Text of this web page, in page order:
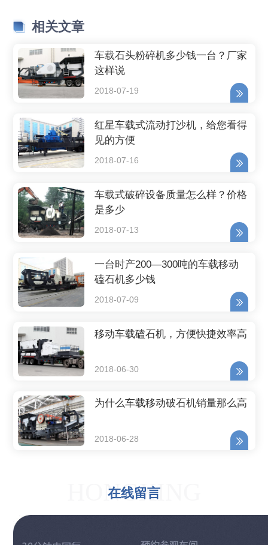
相关文章
车载石头粉碎机多少钱一台？厂家
这样说
2018-07-19
红星车载式流动打沙机，给您看得
见的方便
2018-07-16
车载式破碎设备质量怎么样？价格
是多少
2018-07-13
一台时产200—300吨的车载移动
磕石机多少钱
2018-07-09
移动车载磕石机，方便快捷效率高
2018-06-30
为什么车载移动破石机销量那么高
2018-06-28
在线留言
HONGXING